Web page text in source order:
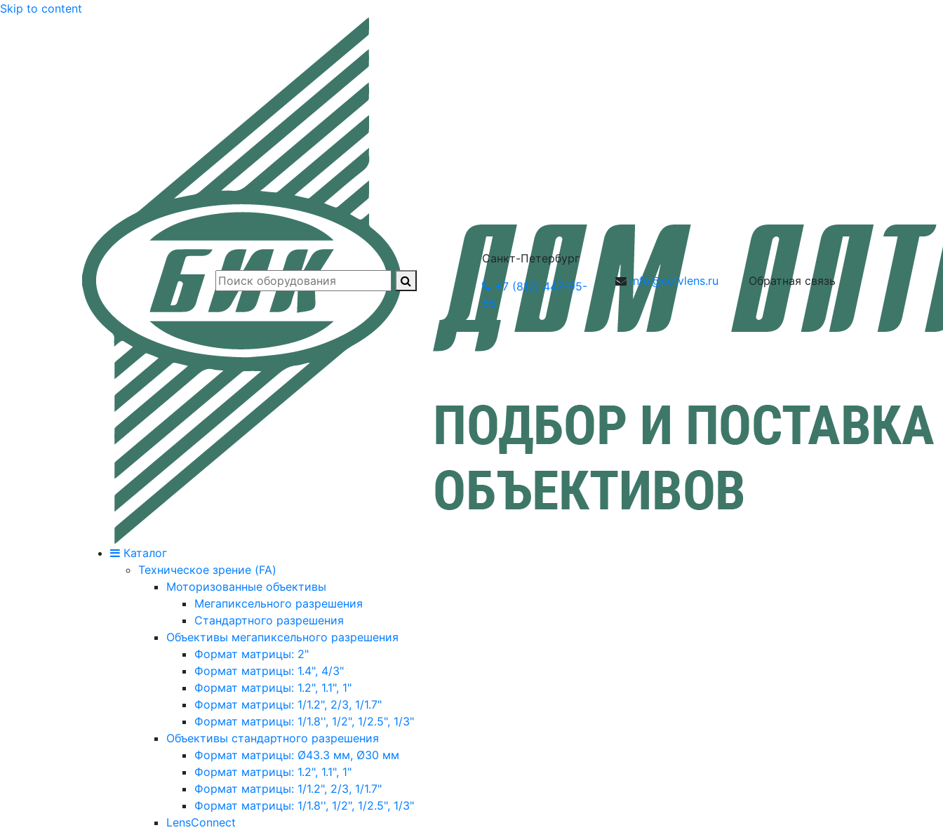
Skip to content
Санкт-Петербург
+7 (812) 447-95-
55
info@cctvlens.ru Обратная связь
Каталог
Техническое зрение (FA)
Моторизованные объективы
Мегапиксельного разрешения
Стандартного разрешения
Объективы мегапиксельного разрешения
Формат матрицы: 2"
Формат матрицы: 1.4", 4/3"
Формат матрицы: 1.2", 1.1", 1"
Формат матрицы: 1/1.2", 2/3, 1/1.7"
Формат матрицы: 1/1.8'', 1/2", 1/2.5", 1/3"
Объективы стандартного разрешения
Формат матрицы: Ø43.3 мм, Ø30 мм
Формат матрицы: 1.2", 1.1", 1"
Формат матрицы: 1/1.2", 2/3, 1/1.7"
Формат матрицы: 1/1.8'', 1/2", 1/2.5", 1/3"
LensConnect